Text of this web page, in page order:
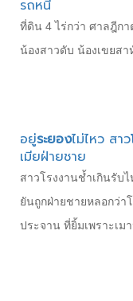
รถหนี
ที่ดิน 4 ไร่กว่า ศาลฎีก
น้องสาวดับ น้องเขยสา
อยู่ระยองไม่ไหว สา
เมียฝ่ายชาย
สาวโรงงานช้ำเกินรับ
ยันถูกฝ่ายชายหลอกว่า
ประจาน ที่ยิ้มเพราะเม